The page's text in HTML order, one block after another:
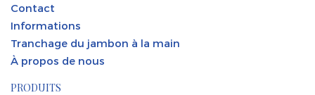
Contact
Informations
Tranchage du jambon à la main
À propos de nous
PRODUITS